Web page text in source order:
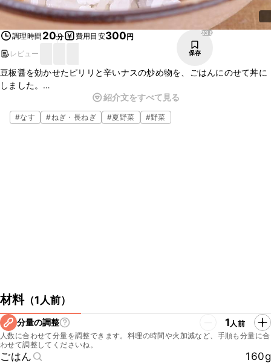
調理時間 20分 費用目安300円
レビュー
938
保存
豆板醤を効かせたピリリと辛いナスの炒め物を、ごはんにのせて丼に
しました。
水溶き片栗粉でとろみをつけて、旨味を逃さず閉じ込めました。
生姜がたっぷり入っているので、身体ポカポカ。
お肉が入っているかのような、食べ応えバツグンの丼です。
紹介文をすべて見る
#なす #ねぎ・長ねぎ #夏野菜 #野菜
材料（1人前）
分量の調整 1人前
人数に合わせて分量を調整できます。料理の時間や火加減など、手順も分量に合
わせて調整してくださいね。
ごはん
160g